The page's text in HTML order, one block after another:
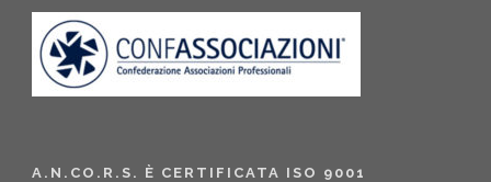
A.N.CO.R.S. È CERTIFICATA ISO 9001